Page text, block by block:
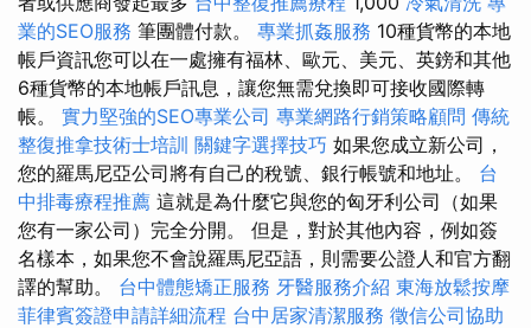
業的SEO服務 筆團體付款。 專業抓姦服務 10種貨幣的本地
帳戶資訊您可以在一處擁有福林、歐元、美元、英鎊和其他
6種貨幣的本地帳戶訊息，讓您無需兌換即可接收國際轉
帳。 實力堅強的SEO專業公司 專業網路行銷策略顧問 傳統
整復推拿技術士培訓 關鍵字選擇技巧 如果您成立新公司，
您的羅馬尼亞公司將有自己的稅號、銀行帳號和地址。 台
中排毒療程推薦 這就是為什麼它與您的匈牙利公司（如果
您有一家公司）完全分開。 但是，對於其他內容，例如簽
名樣本，如果您不會說羅馬尼亞語，則需要公證人和官方翻
譯的幫助。 台中體態矯正服務 牙醫服務介紹 東海放鬆按摩
菲律賓簽證申請詳細流程 台中居家清潔服務 徵信公司協助